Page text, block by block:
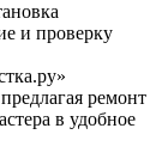
и проверку
ремонт
в удобное